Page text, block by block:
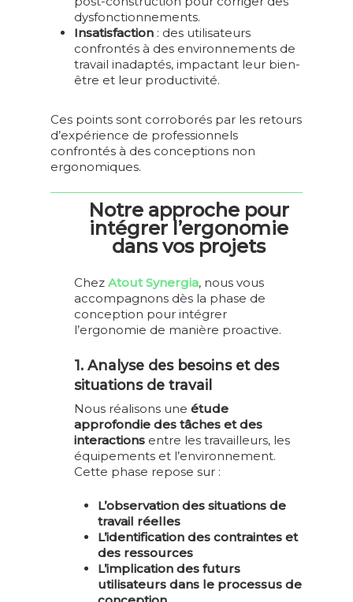
dysfonctionnements.
Insatisfaction : des utilisateurs
confrontés à des environnements de
travail inadaptés, impactant leur bien-
être et leur productivité.
Ces points sont corroborés par les retours
d’expérience de professionnels
confrontés à des conceptions non
ergonomiques.
Notre approche pour
intégrer l’ergonomie
dans vos projets
ChezAtout Synergia, nous vous
accompagnons dès la phase de
conception pour intégrer
l’ergonomie de manière proactive.
1. Analyse des besoins et des
situations de travail
Nous réalisons uneétude
approfondie des tâches et des
interactions entre les travailleurs, les
équipements et l’environnement.
Cette phase repose sur :
L’observation des situations de
travail réelles
L’identification des contraintes et
des ressources
L’implication des futurs
utilisateurs dans le processus de